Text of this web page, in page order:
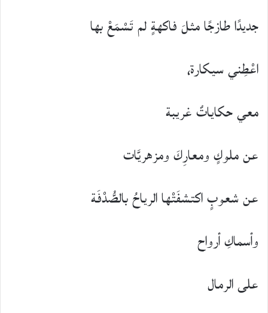
جديدًا طازجًا مثلَ فاكهةٍ لم تَسْمَعْ بها
اعْطِني سيكارة،
معي حكاياتٌ غريبة
عن ملوكٍ ومعارِكَ ومزهريَّات
عن شعوبٍ اكتشفَتْها الرياحُ بالصُّدْفَة
وأسماكِ أرواح
على الرمال